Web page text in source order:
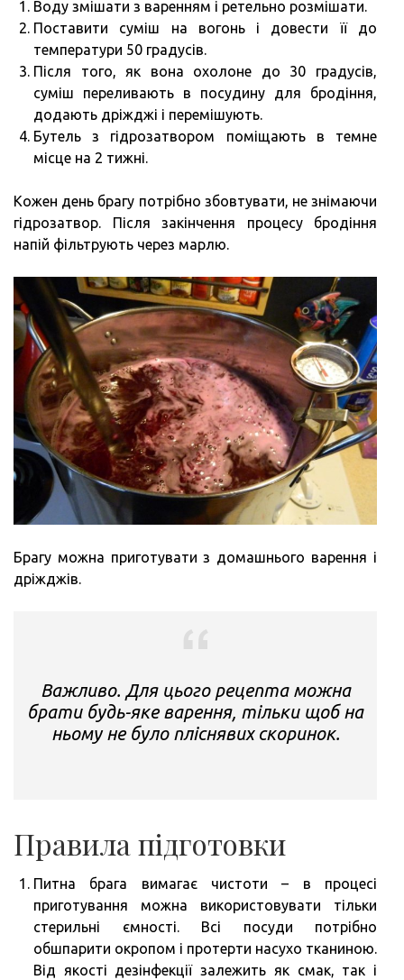
Воду змішати з варенням і ретельно розмішати.
Поставити суміш на вогонь і довести її до
температури 50 градусів.
Після того, як вона охолоне до 30 градусів,
суміш переливають в посудину для бродіння,
додають дріжджі і перемішують.
Бутель з гідрозатвором поміщають в темне
місце на 2 тижні.
Кожен день брагу потрібно збовтувати, не знімаючи
гідрозатвор. Після закінчення процесу бродіння
напій фільтрують через марлю.
Брагу можна приготувати з домашнього варення і
дріжджів.
Важливо. Для цього рецепта можна
брати будь-яке варення, тільки щоб на
ньому не було пліснявих скоринок.
Правила підготовки
Питна брага вимагає чистоти – в процесі
приготування можна використовувати тільки
стерильні ємності. Всі посуди потрібно
обшпарити окропом і протерти насухо тканиною.
Від якості дезінфекції залежить як смак, так і